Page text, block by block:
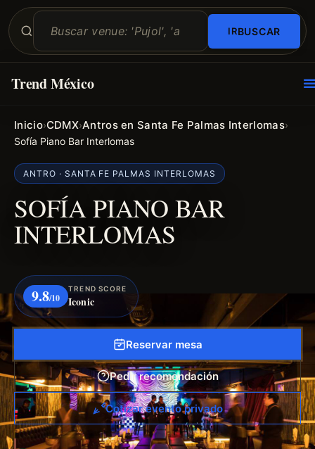
BUSCAR
Trend México
Inicio›CDMX›Antros en Santa Fe Palmas Interlomas›
Sofía Piano Bar Interlomas
ANTRO · SANTA FE PALMAS INTERLOMAS
SOFÍA PIANO BAR
INTERLOMAS
9.8/10
TREND SCORE
Iconic
Reservar mesa
Pedir recomendación
Cotizar evento privado